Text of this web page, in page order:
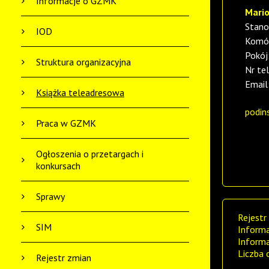
IOD
Struktura organizacyjna
Książka teleadresowa
Praca w GZMK
Ogłoszenia o przetargach i
konkursach
Sprawy
SIM
Rejestr zmian
Nr
Liczba